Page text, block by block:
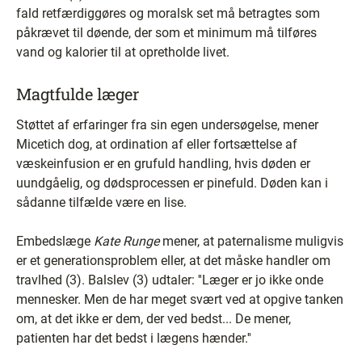
fald retfærdiggøres og moralsk set må betragtes som
påkrævet til døende, der som et minimum må tilføres
vand og kalorier til at opretholde livet.
Magtfulde læger
Støttet af erfaringer fra sin egen undersøgelse, mener
Micetich dog, at ordination af eller fortsættelse af
væskeinfusion er en grufuld handling, hvis døden er
uundgåelig, og dødsprocessen er pinefuld. Døden kan i
sådanne tilfælde være en lise.
Embedslæge Kate Rungemener, at paternalisme muligvis
er et generationsproblem eller, at det måske handler om
travlhed (3). Balslev (3) udtaler: ''Læger er jo ikke onde
mennesker. Men de har meget svært ved at opgive tanken
om, at det ikke er dem, der ved bedst... De mener,
patienten har det bedst i lægens hænder.''